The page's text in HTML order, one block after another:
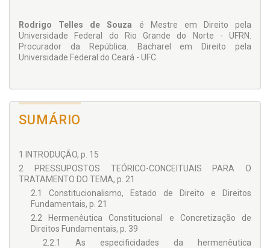
Rodrigo Telles de Souza é Mestre em Direito pela
Universidade Federal do Rio Grande do Norte - UFRN.
Procurador da República. Bacharel em Direito pela
Universidade Federal do Ceará - UFC.
SUMÁRIO
1 INTRODUÇÃO, p. 15
2 PRESSUPOSTOS TEÓRICO-CONCEITUAIS PARA O
TRATAMENTO DO TEMA, p. 21
2.1 Constitucionalismo, Estado de Direito e Direitos
Fundamentais, p. 21
2.2 Hermenêutica Constitucional e Concretização de
Direitos Fundamentais, p. 39
2.2.1 As especificidades da hermenêutica